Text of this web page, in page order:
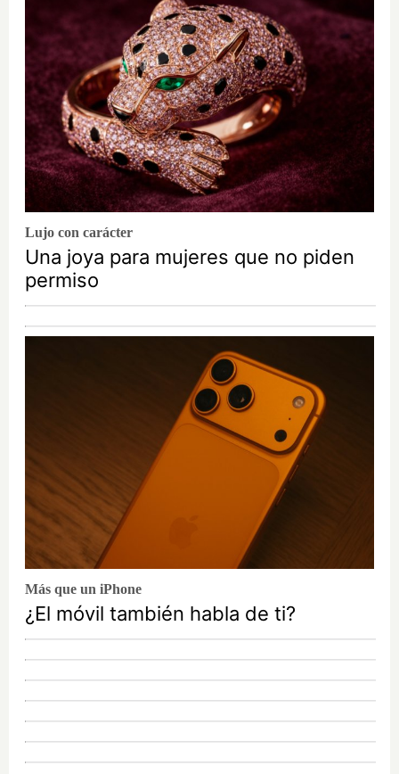
Lujo con carácter
Una joya para mujeres que no piden
permiso
Más que un iPhone
¿El móvil también habla de ti?